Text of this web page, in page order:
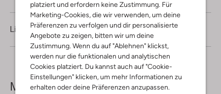
platziert und erfordern keine Zustimmung. Für
Marketing-Cookies, die wir verwenden, um deine
Präferenzen zu verfolgen und dir personalisierte
Angebote zu zeigen, bitten wir um deine
Zustimmung. Wenn du auf "Ablehnen" klickst,
werden nur die funktionalen und analytischen
Cookies platziert. Du kannst auch auf "Cookie-
Einstellungen" klicken, um mehr Informationen zu
erhalten oder deine Präferenzen anzupassen.
Lieferung & Rückgabe
Mehr sehen